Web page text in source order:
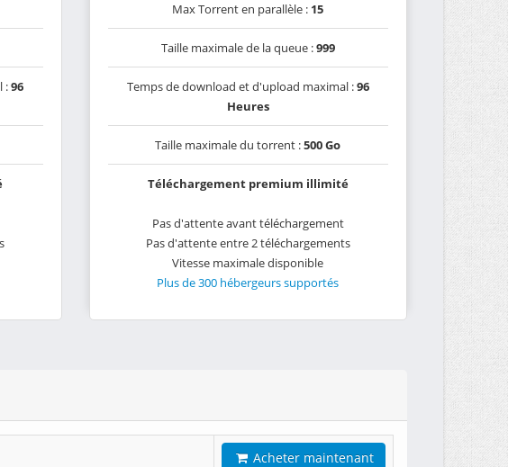
:96
Max Torrent en parallèle : 15
Taille maximale de la queue :999
Temps de download et d'upload maximal :96
Heures
Taille maximale du torrent :500 Go
Téléchargement premium illimité
Pas d'attente avant téléchargement
Pas d'attente entre 2 téléchargements
Vitesse maximale disponible
Plus de 300 hébergeurs supportés
Acheter maintenant